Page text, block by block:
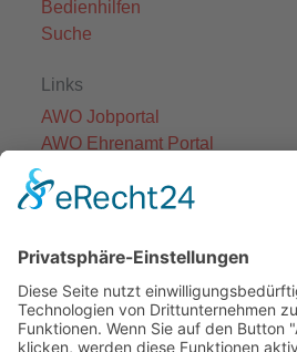
Bedienhilfen
Suche
Links
AWO Jobportal
AWO Ehrenamt Portal
AWO Schulgesundheitsfachkräfte
AWO Bundesverband
AWO Pflegeberatung
AWO Kulturhaus Babelsberg
Arbeit mit Behinderung